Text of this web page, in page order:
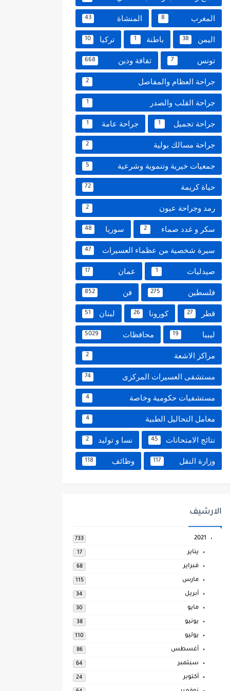
المغرب 8 المنشاة 43
اليمن 38 باطنة 1 تركيا 10
تونس 7 ثقافة ودين 668
جراحة العظام والمفاصل 2
جراحة القلب والصدر 1
جراحة تجميل 1 جراحة عامة 1
جراحة مسالك بولية 2
جمعيات خيرية وتنموية وشرعية 5
حياة كريمة 72
رمد وجراحة عيون 2
سكر و غدد صماء 2 سوريا 48
سيرة شخصية من عظماء العسيرات 47
صيدليات 1 عمان 17
فلسطين 275 فن 852
قطر 27 كورونا 26 لبنان 51
ليبيا 19 محافظات 5029
مراكز الاشعة 2
مستشفى العسيرات المركزى 74
مستشفيات حكومية وخاصة 4
معامل التحاليل الطبية 4
نتائج الامتحانات 45 نسا و توليد 2
وزارة النقل 117 وظائف 118
الارشيف
2021
733
يناير 17
فبراير 68
مارس 115
أبريل 34
مايو 30
يونيو 38
يوليو 110
أغسطس 86
سبتمبر 64
أكتوبر 24